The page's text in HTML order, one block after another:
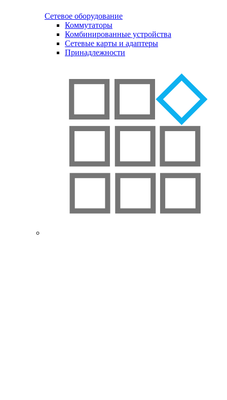
Сетевое оборудование
Коммутаторы
Комбинированные устройства
Сетевые карты и адаптеры
Принадлежности